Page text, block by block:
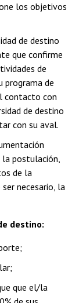
los objetivos
de destino
que confirme
de
programa de
contacto con
de destino
con su aval.
postulación,
de la
necesario, la
destino:
que el/la